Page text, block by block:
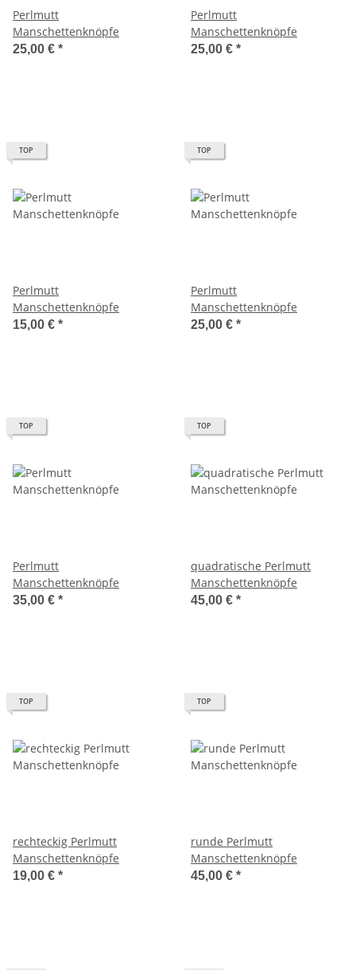
Perlmutt
Manschettenknöpfe
25,00 € *
Perlmutt
Manschettenknöpfe
25,00 € *
TOP
Perlmutt
Manschettenknöpfe
15,00 € *
TOP
Perlmutt
Manschettenknöpfe
25,00 € *
TOP
Perlmutt
Manschettenknöpfe
35,00 € *
TOP
quadratische Perlmutt
Manschettenknöpfe
45,00 € *
TOP
rechteckig Perlmutt
Manschettenknöpfe
19,00 € *
TOP
runde Perlmutt
Manschettenknöpfe
45,00 € *